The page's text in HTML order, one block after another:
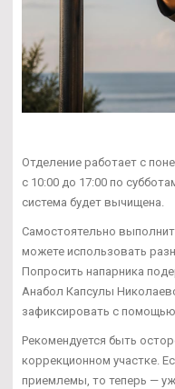
Отделение работает с
с 10:00 до 17:00 по
система будет вычищена.
Самостоятельно
можете использовать
Попросить напарника
Анабол Капсулы
зафиксировать с
Рекомендуется быть
коррекционном участке.
приемлемы, то теперь —